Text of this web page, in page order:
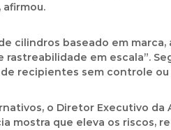
cilindros baseado em
em escala”.
recipientes sem controle
o Diretor Executivo
mostra que eleva os riscos,